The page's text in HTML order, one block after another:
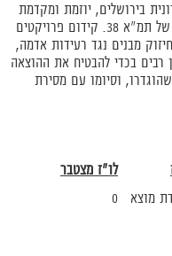
בירושלים, יוזמת ומקדמת
בהצלחה פרויקטים שונים, ביניהם פרויקטים של תמ"א 38. קידום פרויקטים
ובכלל זאת פרויקטים של תמ"א 38 לחיזוק מבנים נגד רעידות אדמה,
רבים בכדי להבטיח את ההוצאה
וסיומו עם מסירת
לו"ז מצטבר
מוצא
0